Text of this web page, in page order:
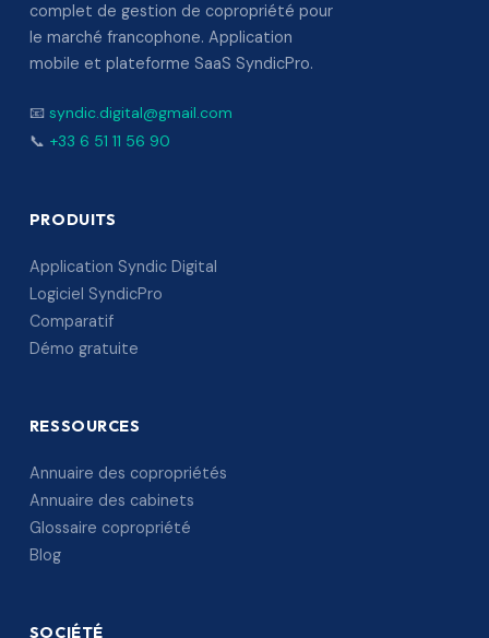
complet de gestion de copropriété pour
le marché francophone. Application
mobile et plateforme SaaS SyndicPro.
📧 syndic.digital@gmail.com
📞 +33 6 51 11 56 90
PRODUITS
Application Syndic Digital
Logiciel SyndicPro
Comparatif
Démo gratuite
RESSOURCES
Annuaire des copropriétés
Annuaire des cabinets
Glossaire copropriété
Blog
SOCIÉTÉ